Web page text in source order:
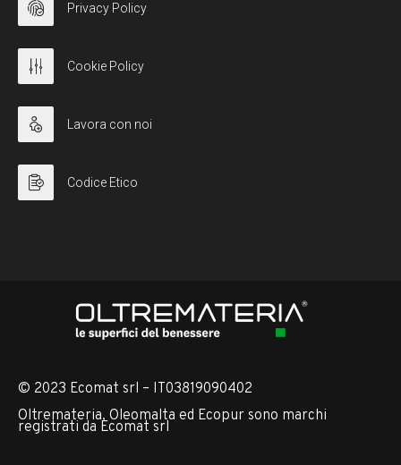
Privacy Policy
Cookie Policy
Lavora con noi
Codice Etico
© 2023 Ecomat srl – IT03819090402
Oltremateria, Oleomalta ed Ecopur sono marchi
registrati da Ecomat srl